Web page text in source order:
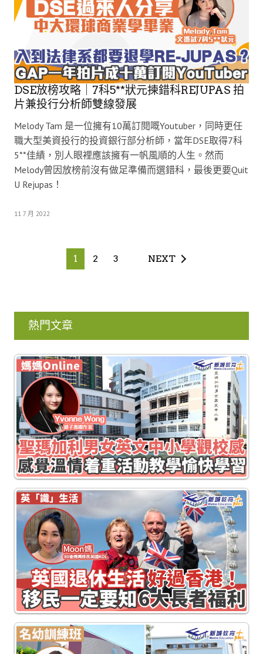
DSE放榜攻略｜7科5**狀元揀錯科REJUPAS 拍
片兼投行分析師雙線發展
Melody Tam 是一位擁有10萬訂閱嘅Youtuber，同時更任
職大型美資投行的投資銀行部分析師，當年DSE取得7科
5**佳績，別人眼裡應該擁有一帆風順的人生。然而
Melody曾因放榜前沒有做足準備而選錯科，最後更要Quit
U Rejupas！
11 7 月 2022
1 2 3 NEXT
熱門文章